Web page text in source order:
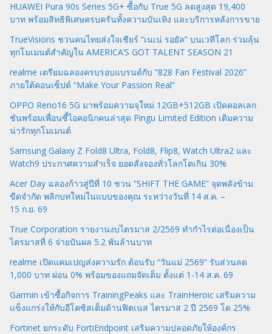
HUAWEI Pura 90s Series 5G+ ซื้อกับ True 5G ลดสูงสุด 19,400
บาท พร้อมสิทธิพิเศษครบครันทั้งความบันเทิง และบริการหลังการขาย
TrueVisions ชวนคนไทยส่งใจเชียร์ “เนเน่ รอยัล” บนเวทีโลก ร่วมลุ้น
ทุกโมเมนต์สำคัญใน AMERICA’S GOT TALENT SEASON 21
realme เตรียมฉลองครบรอบแบรนด์กับ “828 Fan Festival 2026”
ภายใต้คอนเซ็ปต์ “Make Your Passion Real”
OPPO Reno16 5G มาพร้อมความจุใหม่ 12GB+512GB เปิดคอลเลก
ชันพร้อมเพื่อนซี้ไอคอนิกคนล่าสุด Pingu Limited Edition เติมความ
น่ารักทุกโมเมนต์
Samsung Galaxy Z Fold8 Ultra, Fold8, Flip8, Watch Ultra2 และ
Watch9 ประกาศความสำเร็จ ยอดสั่งจองทั่วโลกโตเกิน 30%
Acer Day ฉลองก้าวสู่ปีที่ 10 ชวน “SHIFT THE GAME” จุดพลังข้าม
ขีดจำกัด พลิกบทใหม่ในแบบของคุณ ระหว่างวันที่ 14 ส.ค. –
15 ก.ย. 69
True Corporation รายงานงบไตรมาส 2/2569 ทำกำไรต่อเนื่องเป็น
ไตรมาสที่ 6 จ่ายปันผล 5.2 พันล้านบาท
realme เปิดแคมเปญส่งความรัก ต้อนรับ “วันแม่ 2569” รับส่วนลด
1,000 บาท ผ่อน 0% พร้อมของแถมจัดเต็ม ตั้งแต่ 1-14 ส.ค. 69
Garmin เข้าซื้อกิจการ TrainingPeaks และ TrainHeroic เสริมความ
แข็งแกร่งให้กับอีโคซิสเต็มด้านฟิตเนส ไตรมาส 2 ปี 2569 โต 25%
Fortinet ยกระดับ FortiEndpoint เสริมความปลอดภัยให้องค์กร